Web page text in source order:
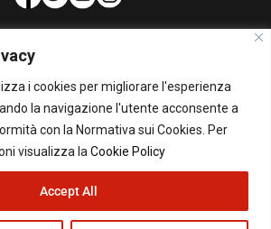
i cookies per migliorare l'esperienza
la navigazione l'utente acconsente a
con la Normativa sui Cookies. Per
visualizza la Cookie Policy
Accept All
PUBBLICITA'
Per la tua pubblicità su questo Blog:
pubblicita@beppegrillo.it
di Beppe Grillo. All Rights Reserved - Powered by
happygrafic.com